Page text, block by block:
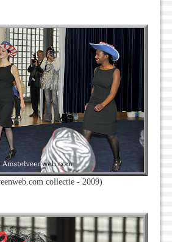
collectie - 2009)